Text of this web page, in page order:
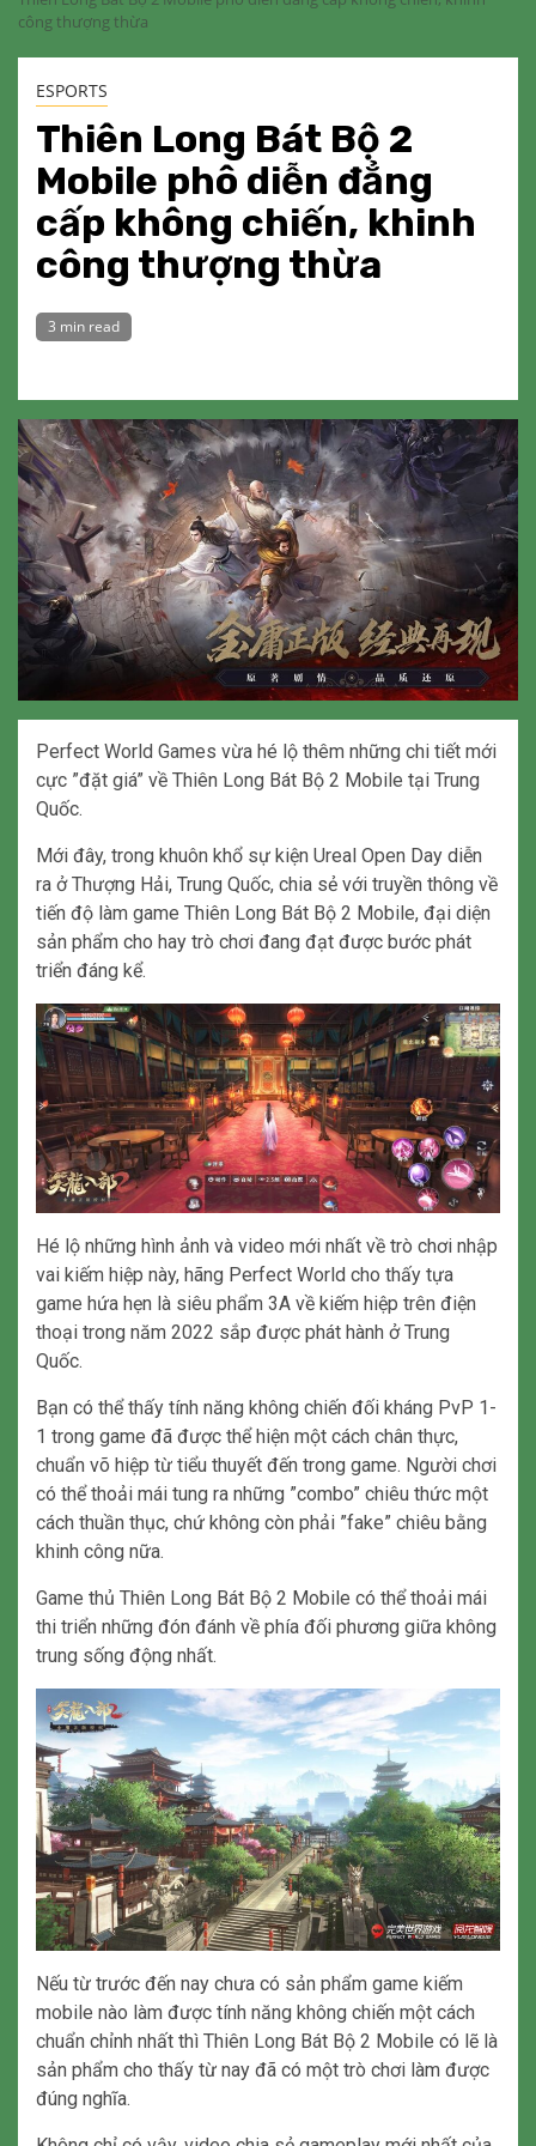
công thượng thừa
ESPORTS
Thiên Long Bát Bộ 2
Mobile phô diễn đẳng
cấp không chiến, khinh
công thượng thừa
3 min read
Perfect World Games vừa hé lộ thêm những chi tiết mới
cực ”đặt giá” về Thiên Long Bát Bộ 2 Mobile tại Trung
Quốc.
Mới đây, trong khuôn khổ sự kiện Ureal Open Day diễn
ra ở Thượng Hải, Trung Quốc, chia sẻ với truyền thông về
tiến độ làm game Thiên Long Bát Bộ 2 Mobile, đại diện
sản phẩm cho hay trò chơi đang đạt được bước phát
triển đáng kể.
Hé lộ những hình ảnh và video mới nhất về trò chơi nhập
vai kiếm hiệp này, hãng Perfect World cho thấy tựa
game hứa hẹn là siêu phẩm 3A về kiếm hiệp trên điện
thoại trong năm 2022 sắp được phát hành ở Trung
Quốc.
Bạn có thể thấy tính năng không chiến đối kháng PvP 1-
1 trong game đã được thể hiện một cách chân thực,
chuẩn võ hiệp từ tiểu thuyết đến trong game. Người chơi
có thể thoải mái tung ra những ”combo” chiêu thức một
cách thuần thục, chứ không còn phải ”fake” chiêu bằng
khinh công nữa.
Game thủ Thiên Long Bát Bộ 2 Mobile có thể thoải mái
thi triển những đón đánh về phía đối phương giữa không
trung sống động nhất.
Nếu từ trước đến nay chưa có sản phẩm game kiếm
mobile nào làm được tính năng không chiến một cách
chuẩn chỉnh nhất thì Thiên Long Bát Bộ 2 Mobile có lẽ là
sản phẩm cho thấy từ nay đã có một trò chơi làm được
đúng nghĩa.